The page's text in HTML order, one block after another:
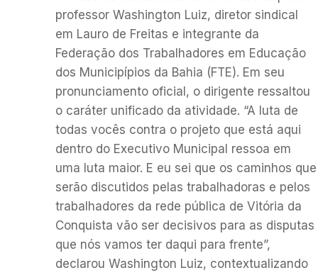
professor Washington Luiz, diretor sindical
em Lauro de Freitas e integrante da
Federação dos Trabalhadores em Educação
dos Municipípios da Bahia (FTE). Em seu
pronunciamento oficial, o dirigente ressaltou
o caráter unificado da atividade. “A luta de
todas vocês contra o projeto que está aqui
dentro do Executivo Municipal ressoa em
uma luta maior. E eu sei que os caminhos que
serão discutidos pelas trabalhadoras e pelos
trabalhadores da rede pública de Vitória da
Conquista vão ser decisivos para as disputas
que nós vamos ter daqui para frente”,
declarou Washington Luiz, contextualizando